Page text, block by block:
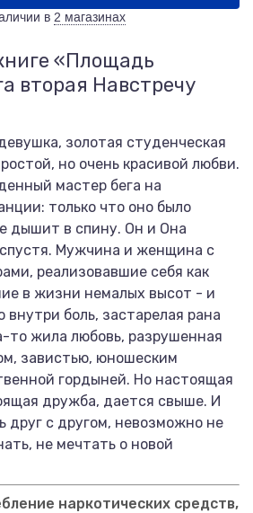
в 2 магазинах
«Площадь
вторая Навстречу
золотая студенческая
но очень красивой любви.
мастер бега на
только что оно было
дышит в спину. Он и Она
Мужчина и женщина с
реализовавшие себя как
в жизни немалых высот - и
внутри боль, застарелая рана
то жила любовь, разрушенная
завистью, юношеским
гордыней. Но настоящая
дружба, дается свыше. И
друг с другом, невозможно не
не мечтать о новой
наркотических средств,